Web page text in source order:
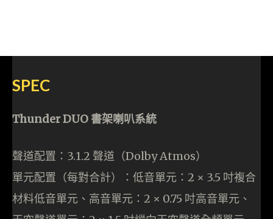
SPEC
Thunder DUO 書架喇叭系統
聲道配置：3.1.2 聲道（Dolby Atmos）
單元配置（每對合計）：低音單元：2 × 3.5 吋複合
材料低音單元、高音單元：2 × 0.75 吋高音單元、